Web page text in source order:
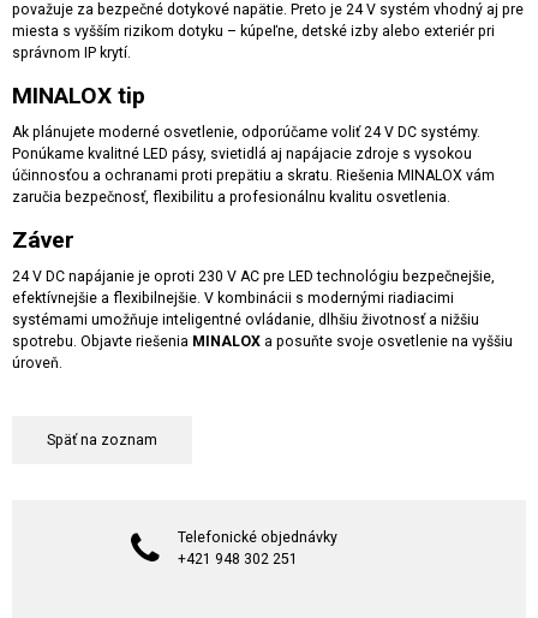
považuje za bezpečné dotykové napätie. Preto je 24 V systém vhodný aj pre
miesta s vyšším rizikom dotyku – kúpeľne, detské izby alebo exteriér pri
správnom IP krytí.
MINALOX tip
Ak plánujete moderné osvetlenie, odporúčame voliť 24 V DC systémy.
Ponúkame kvalitné LED pásy, svietidlá aj napájacie zdroje s vysokou
účinnosťou a ochranami proti prepätiu a skratu. Riešenia MINALOX vám
zaručia bezpečnosť, flexibilitu a profesionálnu kvalitu osvetlenia.
Záver
24 V DC napájanie je oproti 230 V AC pre LED technológiu bezpečnejšie,
efektívnejšie a flexibilnejšie. V kombinácii s modernými riadiacimi
systémami umožňuje inteligentné ovládanie, dlhšiu životnosť a nižšiu
spotrebu. Objavte riešenia MINALOX a posuňte svoje osvetlenie na vyššiu
úroveň.
Späť na zoznam
Telefonické objednávky
+421 948 302 251